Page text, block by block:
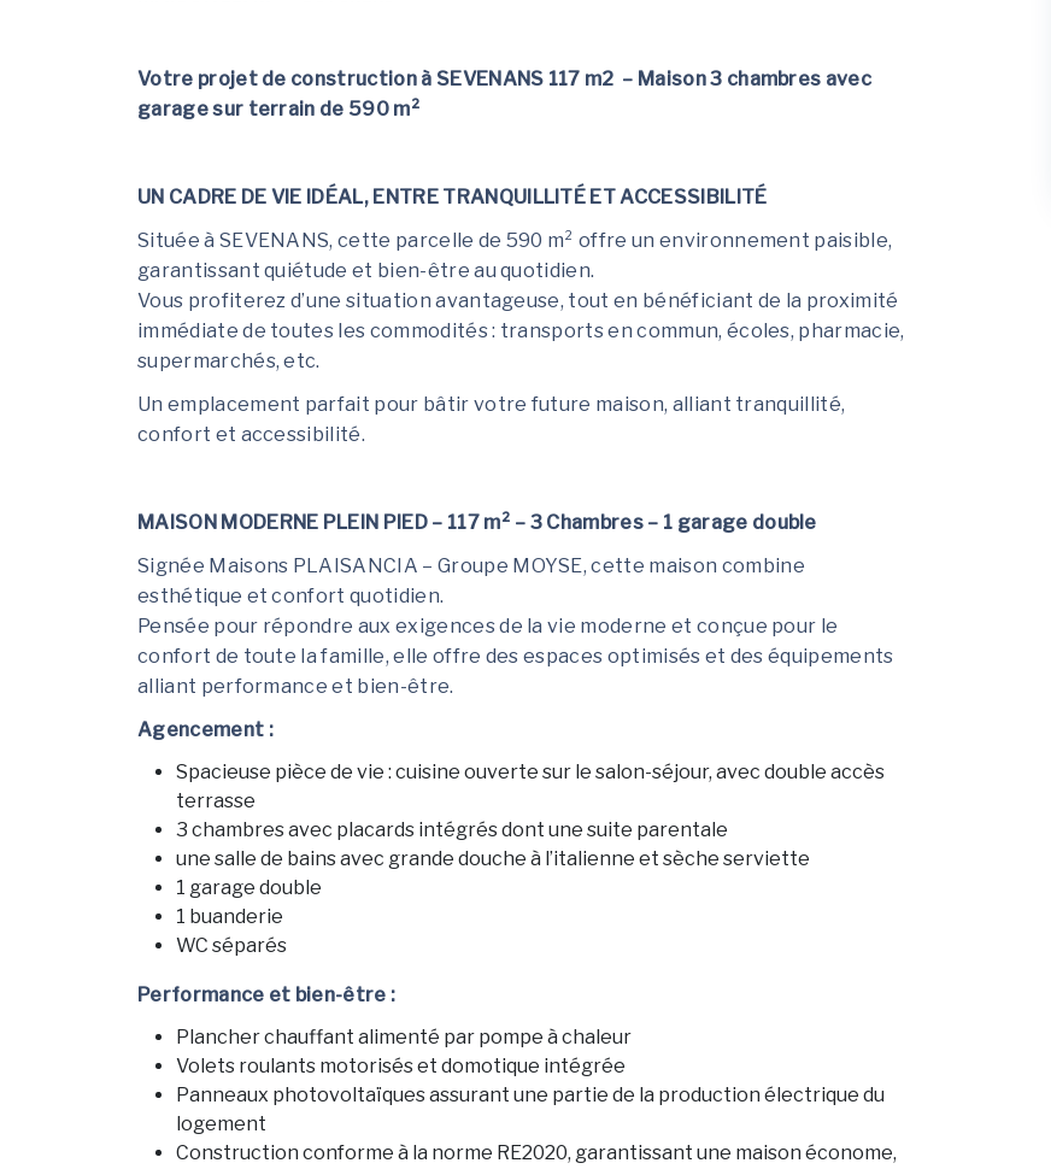
Votre projet de construction à SEVENANS 117 m2 – Maison 3 chambres avec
garage sur terrain de 590 m²
UN CADRE DE VIE IDÉAL, ENTRE TRANQUILLITÉ ET ACCESSIBILITÉ
Située à SEVENANS, cette parcelle de 590 m² offre un environnement paisible,
garantissant quiétude et bien-être au quotidien.
Vous profiterez d’une situation avantageuse, tout en bénéficiant de la proximité
immédiate de toutes les commodités : transports en commun, écoles, pharmacie,
supermarchés, etc.
Un emplacement parfait pour bâtir votre future maison, alliant tranquillité,
confort et accessibilité.
MAISON MODERNE PLEIN PIED – 117 m² – 3 Chambres – 1 garage double
Signée Maisons PLAISANCIA – Groupe MOYSE, cette maison combine
esthétique et confort quotidien.
Pensée pour répondre aux exigences de la vie moderne et conçue pour le
confort de toute la famille, elle offre des espaces optimisés et des équipements
alliant performance et bien-être.
Agencement :
Spacieuse pièce de vie : cuisine ouverte sur le salon-séjour, avec double accès
terrasse
3 chambres avec placards intégrés dont une suite parentale
une salle de bains avec grande douche à l’italienne et sèche serviette
1 garage double
1 buanderie
WC séparés
Performance et bien-être :
Plancher chauffant alimenté par pompe à chaleur
Volets roulants motorisés et domotique intégrée
Panneaux photovoltaïques assurant une partie de la production électrique du
logement
Construction conforme à la norme RE2020, garantissant une maison économe,